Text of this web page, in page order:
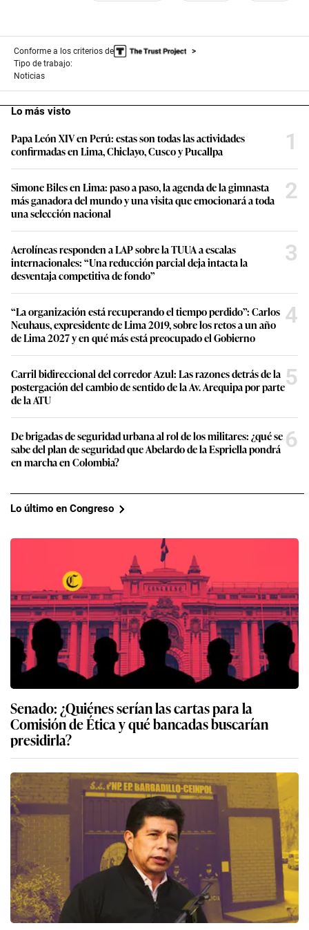
Conforme a los criterios de
Tipo de trabajo:
Noticias
Lo más visto
Papa León XIV en Perú: estas son todas las actividades
confirmadas en Lima, Chiclayo, Cusco y Pucallpa
1
Simone Biles en Lima: paso a paso, la agenda de la gimnasta
más ganadora del mundo y una visita que emocionará a toda
una selección nacional
2
Aerolíneas responden a LAP sobre la TUUA a escalas
internacionales: “Una reducción parcial deja intacta la
desventaja competitiva de fondo”
3
“La organización está recuperando el tiempo perdido”: Carlos
Neuhaus, expresidente de Lima 2019, sobre los retos a un año
de Lima 2027 y en qué más está preocupado el Gobierno
4
Carril bidireccional del corredor Azul: Las razones detrás de la
postergación del cambio de sentido de la Av. Arequipa por parte
de la ATU
5
De brigadas de seguridad urbana al rol de los militares: ¿qué se
sabe del plan de seguridad que Abelardo de la Espriella pondrá
en marcha en Colombia?
6
Lo último en Congreso
Senado: ¿Quiénes serían las cartas para la
Comisión de Ética y qué bancadas buscarían
presidirla?